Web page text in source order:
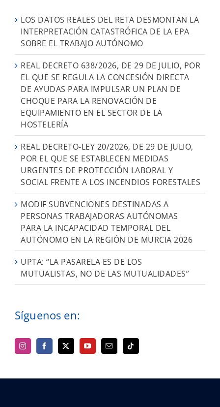
LOS DATOS REALES DEL RETA DESMONTAN LA
INTERPRETACIÓN CATASTRÓFICA DE LA EPA
SOBRE EL TRABAJO AUTÓNOMO
REAL DECRETO 638/2026, DE 29 DE JULIO, POR
EL QUE SE REGULA LA CONCESIÓN DIRECTA
DE AYUDAS PARA IMPULSAR UN PLAN DE
CHOQUE PARA LA RENOVACIÓN DE
EQUIPAMIENTO EN EL SECTOR DE LA
HOSTELERÍA
REAL DECRETO-LEY 20/2026, DE 29 DE JULIO,
POR EL QUE SE ESTABLECEN MEDIDAS
URGENTES DE PROTECCIÓN LABORAL Y
SOCIAL FRENTE A LOS INCENDIOS FORESTALES
MODIF SUBVENCIONES DESTINADAS A
PERSONAS TRABAJADORAS AUTÓNOMAS
PARA LA INCAPACIDAD TEMPORAL DEL
AUTÓNOMO EN LA REGIÓN DE MURCIA 2026
UPTA: “LA PASARELA ES DE LOS
MUTUALISTAS, NO DE LAS MUTUALIDADES”
Síguenos en: